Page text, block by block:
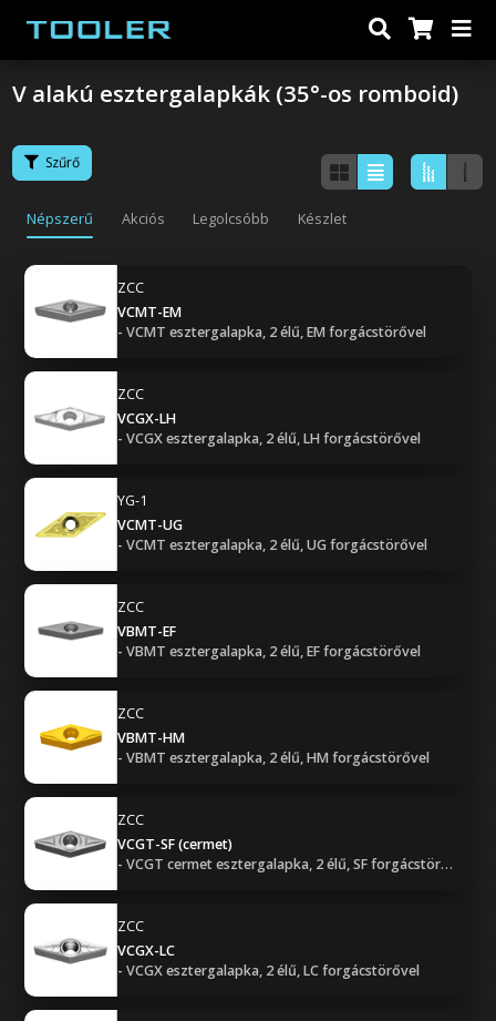
V alakú esztergalapkák (35°-os romboid)
Szűrő
Népszerű Akciós Legolcsóbb Készlet
ZCC
VCMT-EM
- VCMT esztergalapka, 2 élű, EM forgácstörővel
ZCC
VCGX-LH
- VCGX esztergalapka, 2 élű, LH forgácstörővel
YG-1
VCMT-UG
- VCMT esztergalapka, 2 élű, UG forgácstörővel
ZCC
VBMT-EF
- VBMT esztergalapka, 2 élű, EF forgácstörővel
ZCC
VBMT-HM
- VBMT esztergalapka, 2 élű, HM forgácstörővel
ZCC
VCGT-SF (cermet)
- VCGT cermet esztergalapka, 2 élű, SF forgácstörővel
ZCC
VCGX-LC
- VCGX esztergalapka, 2 élű, LC forgácstörővel